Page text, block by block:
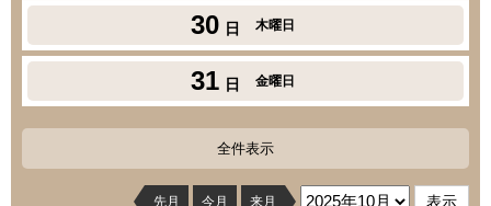
30 日 木曜日
31 日 金曜日
全件表示
先月 今月 来月